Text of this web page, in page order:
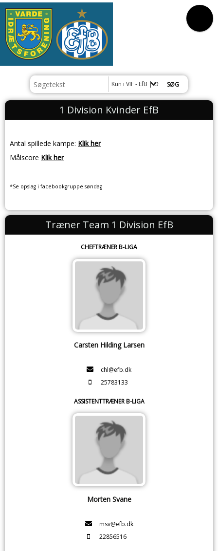
Kun i VIF - EfB | Overbygningsaftale
1 Division Kvinder EfB
Antal spillede kampe: Klik her
Målscore Klik her
*Se opslag i facebookgruppe søndag
Træner Team 1 Division EfB
CHEFTRÆNER B-LIGA
Carsten Hilding Larsen
chl@efb.dk
25783133
ASSISTENTTRÆNER B-LIGA
Morten Svane
msv@efb.dk
22856516